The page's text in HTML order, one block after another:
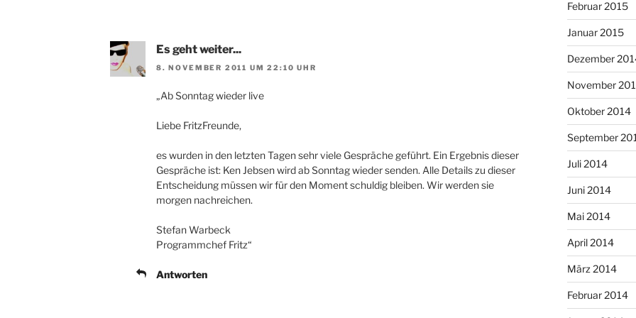
Es geht weiter...
8. NOVEMBER 2011 UM 22:10 UHR
„Ab Sonntag wieder live
Liebe FritzFreunde,
es wurden in den letzten Tagen sehr viele Gespräche geführt. Ein Ergebnis dieser
Gespräche ist: Ken Jebsen wird ab Sonntag wieder senden. Alle Details zu dieser
Entscheidung müssen wir für den Moment schuldig bleiben. Wir werden sie
morgen nachreichen.
Stefan Warbeck
Programmchef Fritz“
Antworten
Februar 2015
Januar 2015
Dezember
November
Oktober 2014
September
Juli 2014
Juni 2014
Mai 2014
April 2014
März 2014
Februar 2014